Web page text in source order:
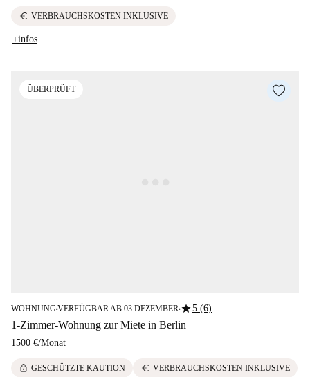
euro VERBRAUCHSKOSTEN INKLUSIVE
+infos
ÜBERPRÜFT
WOHNUNG■VERFÜGBAR AB 03 DEZEMBER■star5 (6)
1-Zimmer-Wohnung zur Miete in Berlin
1500 €/Monat
lock GESCHÜTZTE KAUTION euro VERBRAUCHSKOSTEN INKLUSIVE